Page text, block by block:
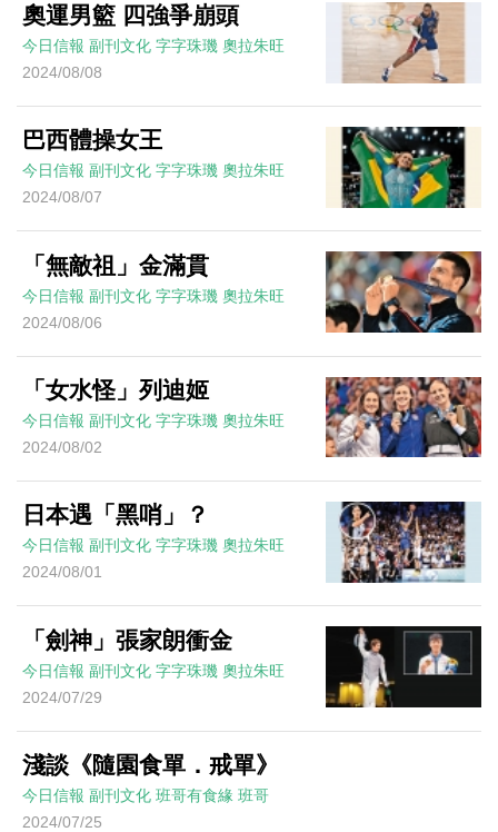
奧運男籃 四強爭崩頭
今日信報 副刊文化 字字珠璣 奧拉朱旺
2024/08/08
巴西體操女王
今日信報 副刊文化 字字珠璣 奧拉朱旺
2024/08/07
「無敵祖」金滿貫
今日信報 副刊文化 字字珠璣 奧拉朱旺
2024/08/06
「女水怪」列迪姬
今日信報 副刊文化 字字珠璣 奧拉朱旺
2024/08/02
日本遇「黑哨」？
今日信報 副刊文化 字字珠璣 奧拉朱旺
2024/08/01
「劍神」張家朗衝金
今日信報 副刊文化 字字珠璣 奧拉朱旺
2024/07/29
淺談《隨園食單．戒單》
今日信報 副刊文化 班哥有食緣 班哥
2024/07/25